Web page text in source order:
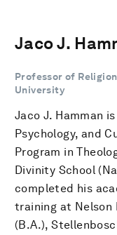
Jaco J.
Professor of
University
Jaco J. Hamman
Psychology, and
Program in
Divinity School
completed his
training at Nelson
(B.A.),